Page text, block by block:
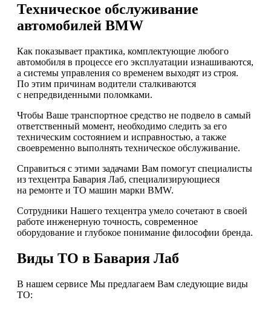
Техническое обслуживание
автомобилей BMW
Как показывает практика, комплектующие любого
автомобиля в процессе его эксплуатации изнашиваются,
а системы управления со временем выходят из строя.
По этим причинам водители сталкиваются
с непредвиденными поломками.
Чтобы Ваше транспортное средство не подвело в самый
ответственный момент, необходимо следить за его
техническим состоянием и исправностью, а также
своевременно выполнять техническое обслуживание.
Справиться с этими задачами Вам помогут специалисты
из техцентра Бавария Лаб, специализирующиеся
на ремонте и ТО машин марки BMW.
Сотрудники Нашего техцентра умело сочетают в своей
работе инженерную точность, современное
оборудование и глубокое понимание философии бренда.
Виды ТО в Бавария Лаб
В нашем сервисе Мы предлагаем Вам следующие виды
ТО: